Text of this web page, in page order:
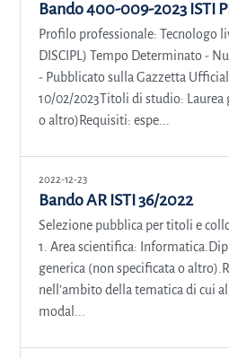
Bando 400-009-2023 ISTI
Profilo professionale: Tecnologo
DISCIPL) Tempo Determinato -
- Pubblicato sulla Gazzetta
10/02/2023Titoli di studio: Laurea
o altro)Requisiti: espe...
2022-12-23
Bando AR ISTI 36/2022
Selezione pubblica per titoli e
1. Area scientifica:
generica (non specificata o
nell’ambito della tematica di cui
modal...